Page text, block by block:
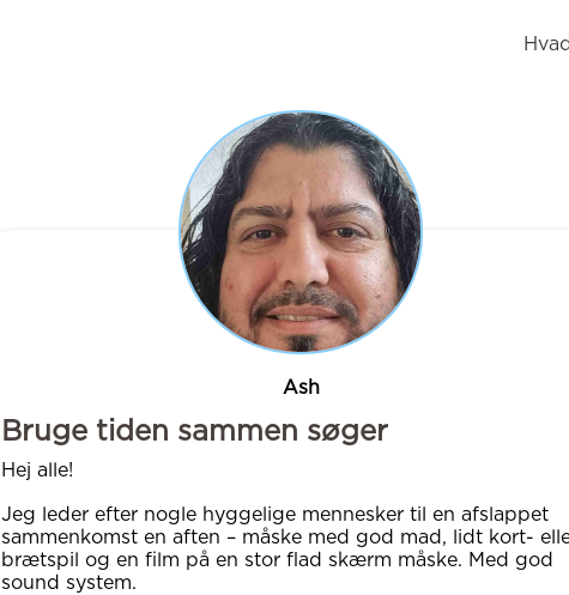
Ash
Bruge tiden sammen søger
Hej alle!
Jeg leder efter nogle hyggelige mennesker til en afslappet
sammenkomst en aften – måske med god mad, lidt kort-
brætspil og en film på en stor flad skærm måske. Med god
sound system.